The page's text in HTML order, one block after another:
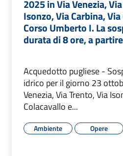
2025 in Via Venezia,
Isonzo, Via Carbina,
Corso Umberto I. La
durata di 8 ore, a
Acquedotto pugliese -
idrico per il giorno 23
Venezia, Via Trento, Via
Colacavallo e...
Ambiente Opere